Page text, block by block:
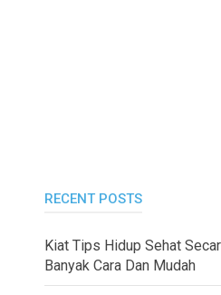
RECENT POSTS
Kiat Tips Hidup Sehat
Banyak Cara Dan Mudah